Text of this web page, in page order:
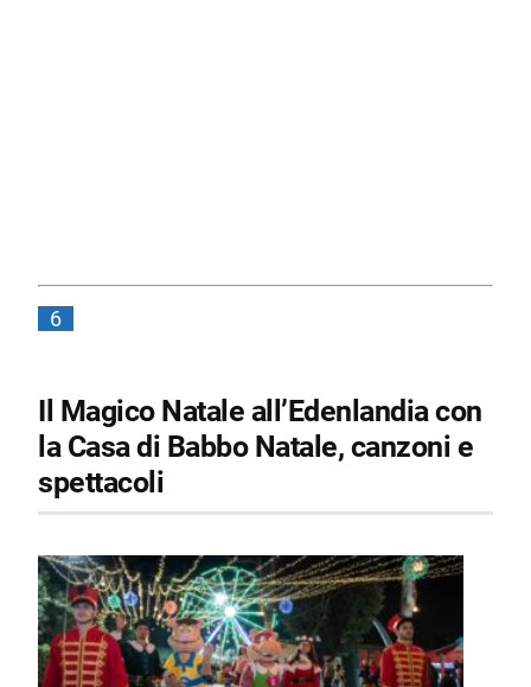
6
Il Magico Natale all’Edenlandia con
la Casa di Babbo Natale, canzoni e
spettacoli